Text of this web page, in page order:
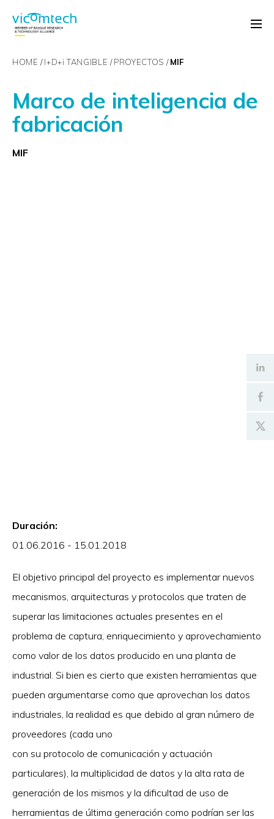
HOME I+D+i TANGIBLE PROYECTOS MIF
Marco de inteligencia de
fabricación
MIF
Duración:
01.06.2016 - 15.01.2018
El objetivo principal del proyecto es implementar nuevos
mecanismos, arquitecturas y protocolos que traten de
superar las limitaciones actuales presentes en el
problema de captura, enriquecimiento y aprovechamiento
como valor de los datos producido en una planta de
industrial. Si bien es cierto que existen herramientas que
pueden argumentarse como que aprovechan los datos
industriales, la realidad es que debido al gran número de
proveedores (cada uno
con su protocolo de comunicación y actuación
particulares), la multiplicidad de datos y la alta rata de
generación de los mismos y la dificultad de uso de
herramientas de última generación como podrían ser las